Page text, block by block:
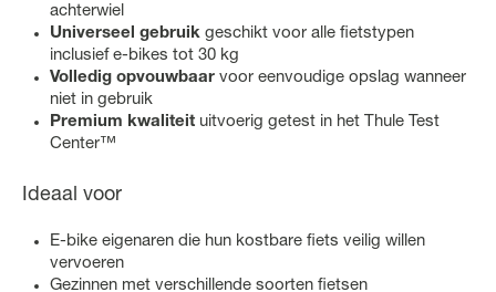
achterwiel
Universeel gebruik geschikt voor alle fietstypen
inclusief e-bikes tot 30 kg
Volledig opvouwbaar voor eenvoudige opslag wanneer
niet in gebruik
Premium kwaliteit uitvoerig getest in het Thule Test
Center™
Ideaal voor
E-bike eigenaren die hun kostbare fiets veilig willen
vervoeren
Gezinnen met verschillende soorten fietsen